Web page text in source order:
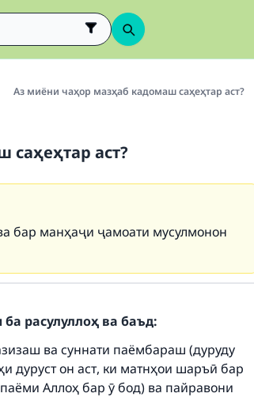
Аз миёни чаҳор мазҳаб кадомаш саҳеҳтар аст?
аст?
бар манҳаҷи ҷамоати мусулмонон
расулуллоҳ ва баъд:
ва суннати паёмбараш (дуруду
дуруст он аст, ки матнҳои шаръӣ бар
Аллоҳ бар ӯ бод) ва пайравони